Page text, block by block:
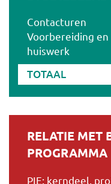
Contacturen
Voorbereiding en
huiswerk
TOTAAL
RELATIE MET
PROGRAMMA
PIE: kerndeel,